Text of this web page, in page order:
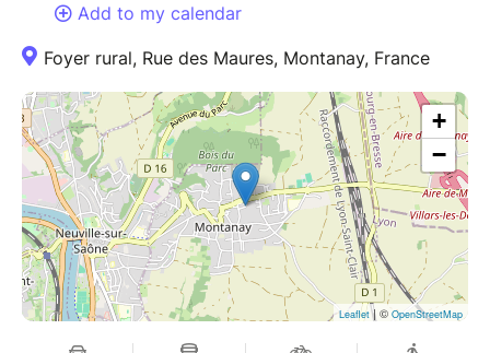
Add to my calendar
Foyer rural, Rue des Maures, Montanay, France
+
−
Leaflet| © OpenStreetMap